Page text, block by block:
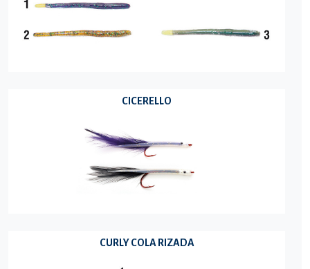
CICERELLO
CURLY COLA RIZADA